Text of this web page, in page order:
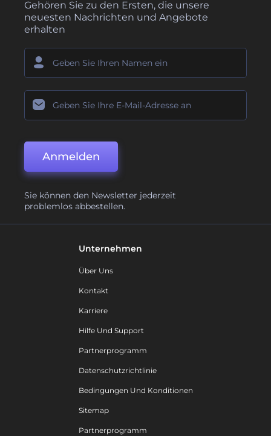
Gehören Sie zu den Ersten, die unsere
neuesten Nachrichten und Angebote
erhalten
Anmelden
Sie können den Newsletter jederzeit
problemlos abbestellen.
Unternehmen
Über Uns
Kontakt
Karriere
Hilfe Und Support
Partnerprogramm
Datenschutzrichtlinie
Bedingungen Und Konditionen
Sitemap
Partnerprogramm